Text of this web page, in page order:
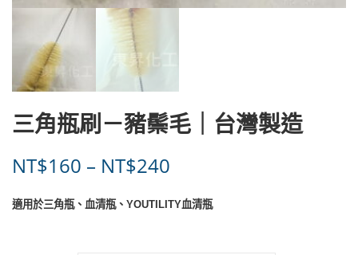
三角瓶刷－豬鬃毛｜台灣製造
NT$160 – NT$240
格
適用於三角瓶、血清瓶、YOUTILITY血清瓶